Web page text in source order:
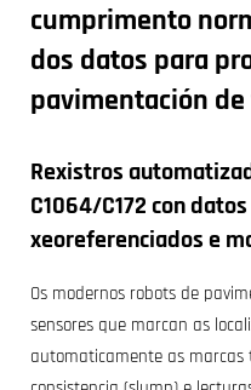
cumprimento
dos datos para
pavimentación
Rexistros
C1064/C172 con
xeoreferenciados e
Os modernos robots de
sensores que marcan as
automaticamente as